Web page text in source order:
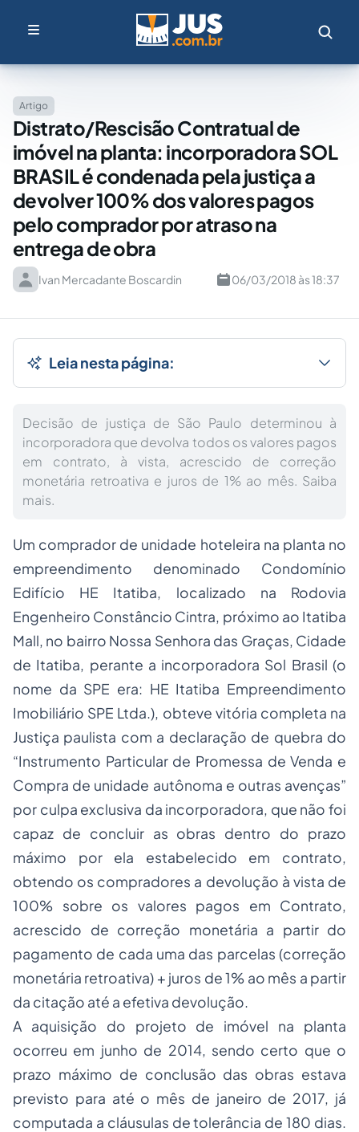
Artigo
Distrato/Rescisão Contratual de
imóvel na planta: incorporadora SOL
BRASIL é condenada pela justiça a
devolver 100% dos valores pagos
pelo comprador por atraso na
entrega de obra
Ivan Mercadante Boscardin 06/03/2018 às 18:37
Leia nesta página:
Decisão de justiça de São Paulo determinou à
incorporadora que devolva todos os valores pagos
em contrato, à vista, acrescido de correção
monetária retroativa e juros de 1% ao mês. Saiba
mais.
Um comprador de unidade hoteleira na planta no
empreendimento denominado Condomínio
Edifício HE Itatiba, localizado na Rodovia
Engenheiro Constâncio Cintra, próximo ao Itatiba
Mall, no bairro Nossa Senhora das Graças, Cidade
de Itatiba, perante a incorporadora Sol Brasil (o
nome da SPE era: HE Itatiba Empreendimento
Imobiliário SPE Ltda.), obteve vitória completa na
Justiça paulista com a declaração de quebra do
“Instrumento Particular de Promessa de Venda e
Compra de unidade autônoma e outras avenças”
por culpa exclusiva da incorporadora, que não foi
capaz de concluir as obras dentro do prazo
máximo por ela estabelecido em contrato,
obtendo os compradores a devolução à vista de
100% sobre os valores pagos em Contrato,
acrescido de correção monetária a partir do
pagamento de cada uma das parcelas (correção
monetária retroativa) + juros de 1% ao mês a partir
da citação até a efetiva devolução.
A aquisição do projeto de imóvel na planta
ocorreu em junho de 2014, sendo certo que o
prazo máximo de conclusão das obras estava
previsto para até o mês de janeiro de 2017, já
computada a cláusulas de tolerância de 180 dias.